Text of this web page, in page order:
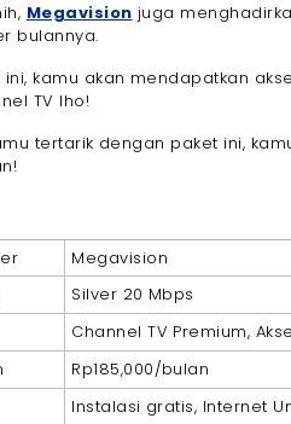
Megavision juga
bulannya.
kamu akan mendapatkan
TV lho!
tertarik dengan paket ini,
Megavision
Silver 20 Mbps
Channel TV Premium,
Rp185,000/bulan
Instalasi gratis, Internet